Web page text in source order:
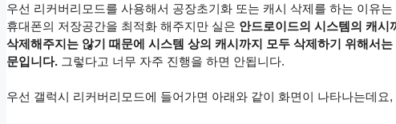
우선 리커버리모드를 사용해서 공장초기화 또는 캐시 삭제를 하는 이유
휴대폰의 저장공간을 최적화 해주지만 실은 안드로이드의 시스템의 캐시
삭제해주지는 않기 때문에 시스템 상의 캐시까지 모두 삭제하기 위해서
문입니다. 그렇다고 너무 자주 진행을 하면 안됩니다.
우선 갤럭시 리커버리모드에 들어가면 아래와 같이 화면이 나타나는데요,